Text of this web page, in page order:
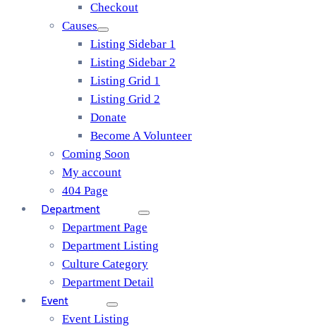
Checkout
Causes
Listing Sidebar 1
Listing Sidebar 2
Listing Grid 1
Listing Grid 2
Donate
Become A Volunteer
Coming Soon
My account
404 Page
Department
Department Page
Department Listing
Culture Category
Department Detail
Event
Event Listing